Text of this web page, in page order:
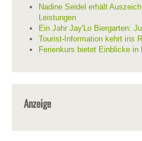
Nadine Seidel erhält
Leistungen
Ein Jahr Jay'Lo Biergarten:
Tourist-Information kehrt ins
Ferienkurs bietet Einblicke in
Anzeige